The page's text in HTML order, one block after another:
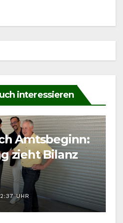
interessieren
Amtsbeginn:
zieht Bilanz
UHR